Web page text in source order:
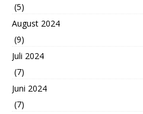
(5)
August 2024
(9)
Juli 2024
(7)
Juni 2024
(7)